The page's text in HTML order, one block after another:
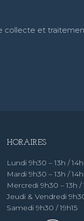
et
HORAIRES
Lundi 9h30 – 13h /
Mardi 9h30 – 13h / 14h
Mercredi 9h30 – 13h /
Jeudi & Vendredi
Samedi 9h30 / 19h15